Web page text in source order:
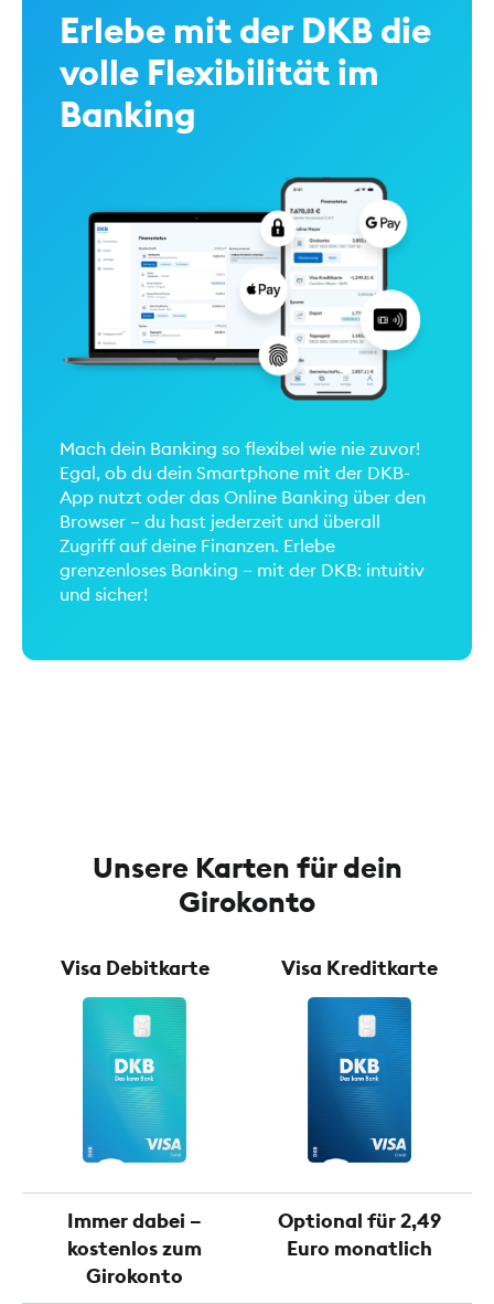
Erlebe mit der DKB die
volle Flexibilität im
Banking
Mach dein Banking so flexibel wie nie zuvor!
Egal, ob du dein Smartphone mit der DKB-
App nutzt oder das Online Banking über den
Browser – du hast jederzeit und überall
Zugriff auf deine Finanzen. Erlebe
grenzenloses Banking – mit der DKB: intuitiv
und sicher!
Unsere Karten für dein
Girokonto
Visa Debitkarte Visa Kreditkarte
Immer dabei –
kostenlos zum
Girokonto
Optional für 2,49
Euro monatlich